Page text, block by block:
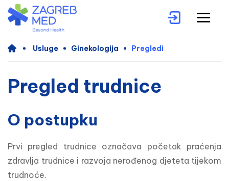
Usluge Ginekologija Pregledi
Pregled trudnice
O postupku
Prvi pregled trudnice označava početak praćenja
zdravlja trudnice i razvoja nerođenog djeteta tijekom
trudnoće.